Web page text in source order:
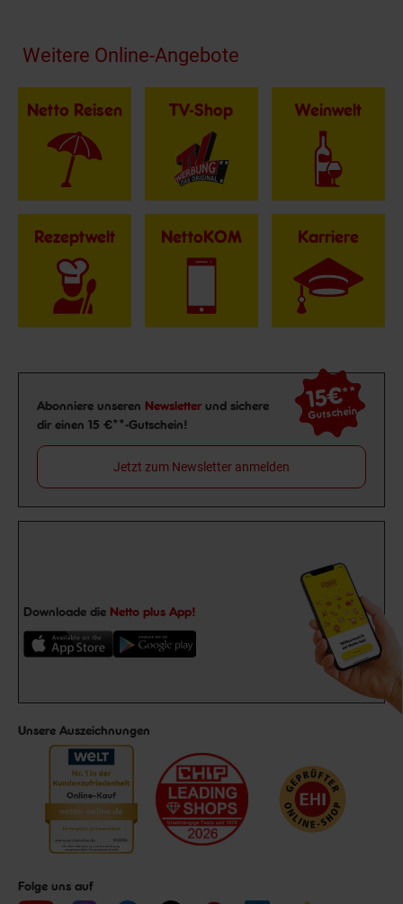
Fußzeile
Weitere Online-Angebote
Netto Reisen TV-Shop Weinwelt
Rezeptwelt NettoKOM Karriere
Newsletter Anmeldung
Abonniere unseren Newsletter und sichere
dir einen 15 €**-Gutschein!
15€**
Gutschein
Jetzt zum Newsletter anmelden
Downloade die Netto plus App!
Unsere Auszeichnungen
Folge uns auf